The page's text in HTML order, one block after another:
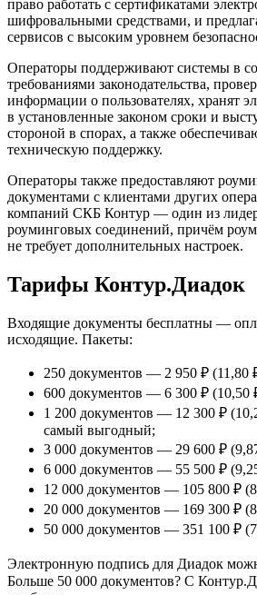
право работать с сертификатами
шифровальными средствами, и
сервисов с высоким уровнем
Операторы поддерживают системы в
требованиями законодательства,
информации о пользователях, хранят
в установленные законом сроки и
стороной в спорах, а также
техническую поддержку.
Операторы также предоставляют
документами с клиентами других
компаний СКБ Контур — один из
роуминговых соединений, причём
не требует дополнительных настроек.
Тарифы Контур.Диадок
Входящие документы бесплатны —
исходящие. Пакеты:
250 документов — 2 950 ₽ (11,80
600 документов — 6 300 ₽ (10,50
1 200 документов — 12 300 ₽
самый выгодный;
3 000 документов — 29 600 ₽
6 000 документов — 55 500 ₽
12 000 документов — 105 800 ₽
20 000 документов — 169 300 ₽
50 000 документов — 351 100 ₽
Электронную подпись для Диадок
Больше 50 000 документов? С